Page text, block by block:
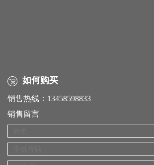
如何购买
销售热线：13458598833
销售留言